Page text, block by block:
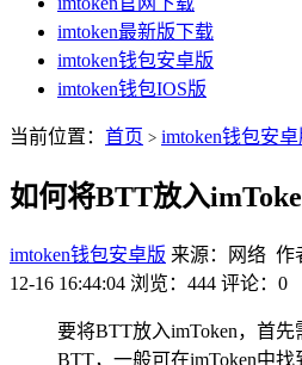
imtoken最新版下载
imtoken钱包安卓版
imtoken钱包IOS版
当前位置： 首页 > imtoken钱包安卓
如何将BTT放入
imtoken钱包安卓版 来源：网络 作
12-16 16:44:04 浏览：444 评论：0
要将BTT放入imToken，首先
BTT，一般可在imToken中找